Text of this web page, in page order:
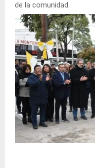
de la comunidad.